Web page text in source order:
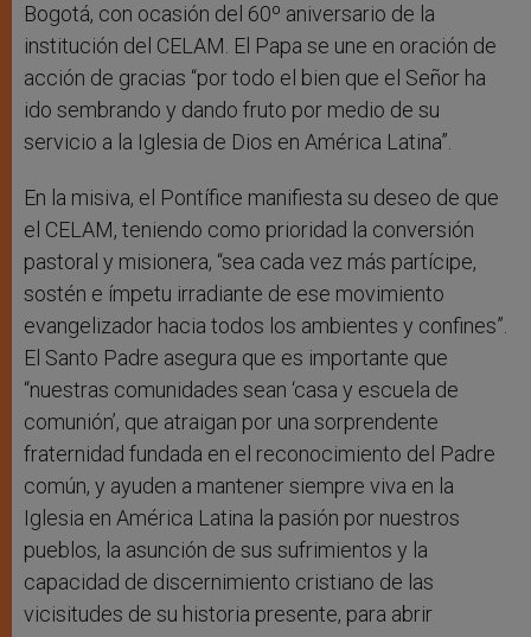
Bogotá, con ocasión del 60º aniversario de la
institución del CELAM. El Papa se une en oración de
acción de gracias “por todo el bien que el Señor ha
ido sembrando y dando fruto por medio de su
servicio a la Iglesia de Dios en América Latina”.
En la misiva, el Pontífice manifiesta su deseo de que
el CELAM, teniendo como prioridad la conversión
pastoral y misionera, “sea cada vez más partícipe,
sostén e ímpetu irradiante de ese movimiento
evangelizador hacia todos los ambientes y confines”.
El Santo Padre asegura que es importante que
“nuestras comunidades sean ‘casa y escuela de
comunión’, que atraigan por una sorprendente
fraternidad fundada en el reconocimiento del Padre
común, y ayuden a mantener siempre viva en la
Iglesia en América Latina la pasión por nuestros
pueblos, la asunción de sus sufrimientos y la
capacidad de discernimiento cristiano de las
vicisitudes de su historia presente, para abrir